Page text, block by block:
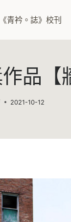
《青衿。誌》校刊
品【
2021-10-12